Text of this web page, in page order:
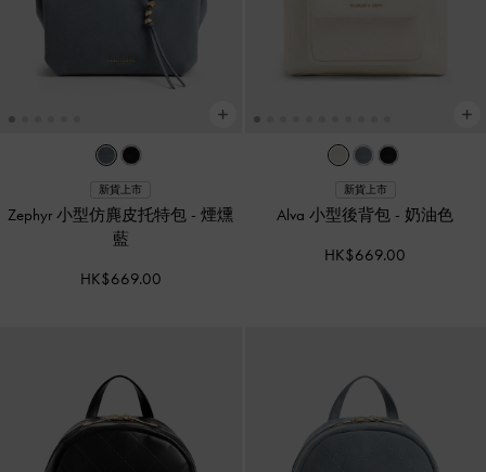
新貨上市
Zephyr 小型仿麂皮托特包 -煙燻
藍
HK$669.00
新貨上市
Alva 小型後背包 - 奶油色
HK$669.00